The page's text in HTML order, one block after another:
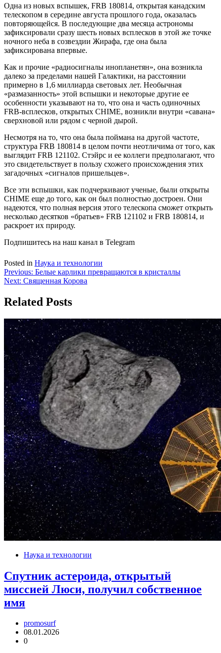
Одна из новых вспышек, FRB 180814, открытая канадским
телескопом в середине августа прошлого года, оказалась
повторяющейся. В последующие два месяца астрономы
зафиксировали сразу шесть новых всплесков в этой же точке
ночного неба в созвездии Жирафа, где она была
зафиксирована впервые.
Как и прочие «радиосигналы инопланетян», она возникла
далеко за пределами нашей Галактики, на расстоянии
примерно в 1,6 миллиарда световых лет. Необычная
«размазанность» этой вспышки и некоторые другие ее
особенности указывают на то, что она и часть одиночных
FRB-всплесков, открытых CHIME, возникли внутри «савана»
сверхновой или рядом с черной дырой.
Несмотря на то, что она была поймана на другой частоте,
структура FRB 180814 в целом почти неотличима от того, как
выглядит FRB 121102. Стэйрс и ее коллеги предполагают, что
это свидетельствует в пользу схожего происхождения этих
загадочных «сигналов пришельцев».
Все эти вспышки, как подчеркивают ученые, были открыты
CHIME еще до того, как он был полностью достроен. Они
надеются, что полная версия этого телескопа сможет открыть
несколько десятков «братьев» FRB 121102 и FRB 180814, и
раскроет их природу.
Подпишитесь на наш канал в Telegram
Posted in Наука и технологии
Навигация
по
записям
Previous: Белые карлики превращаются в кристаллы
Next: Священная Корова
Related Posts
Наука и технологии
Спутник астероида, открытый
миссией Люси, получил собственное
имя
promosurf
08.01.2026
0